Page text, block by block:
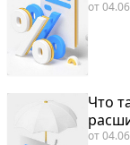
от
Что
от